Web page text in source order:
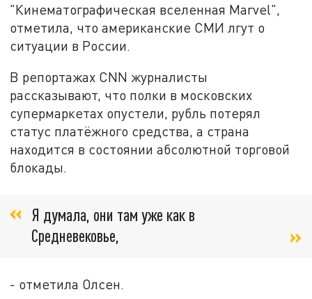
"Кинематографическая вселенная Marvel",
отметила, что американские СМИ лгут о
ситуации в России.
В репортажах CNN журналисты
рассказывают, что полки в московских
супермаркетах опустели, рубль потерял
статус платёжного средства, а страна
находится в состоянии абсолютной торговой
блокады.
Я думала, они там уже как в
Средневековье,
- отметила Олсен.